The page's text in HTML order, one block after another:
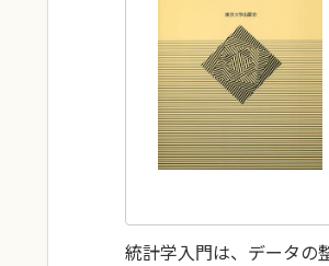
統計学入門は、データの